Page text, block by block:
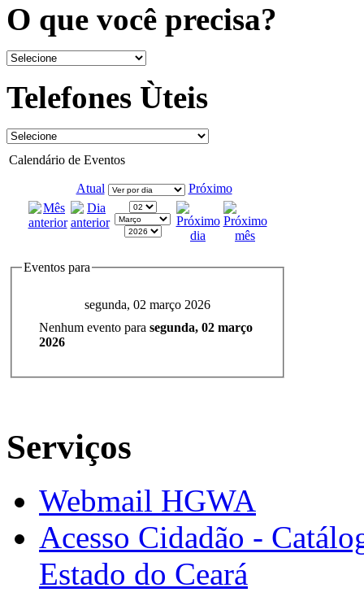
O que você precisa?
Telefones Ùteis
Calendário de Eventos
Atual Próximo
Eventos para
segunda, 02 março 2026
Nenhum evento para segunda, 02 março
2026
Serviços
Webmail HGWA
Acesso Cidadão -
Estado do Ceará